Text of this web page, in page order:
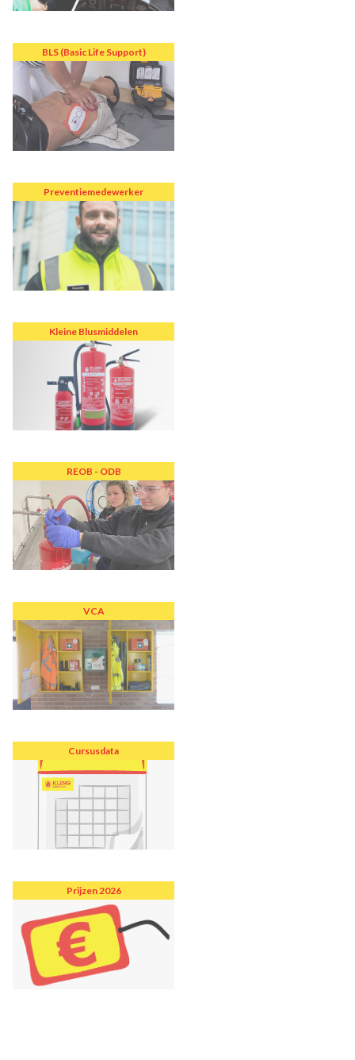
BLS (Basic Life Support)
Preventiemedewerker
Kleine Blusmiddelen
REOB - ODB
VCA
Cursusdata
Prijzen 2026